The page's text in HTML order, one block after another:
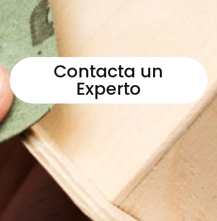
Contacta un
Experto